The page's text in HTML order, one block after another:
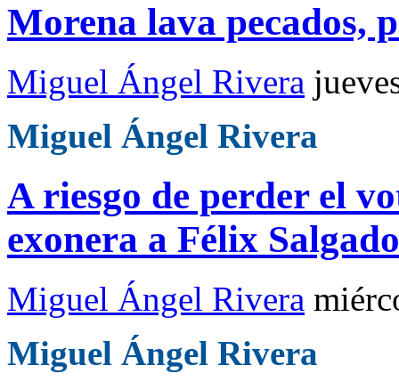
Morena lava pecados,
Miguel Ángel Rivera
Miguel Ángel Rivera
A riesgo de perder el
exonera a Félix Salgado
Miguel Ángel Rivera
Miguel Ángel Rivera